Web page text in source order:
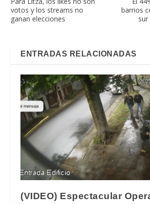
votos y los streams no
ganan elecciones
barrios
ENTRADAS RELACIONADAS
(VIDEO) Espectacular